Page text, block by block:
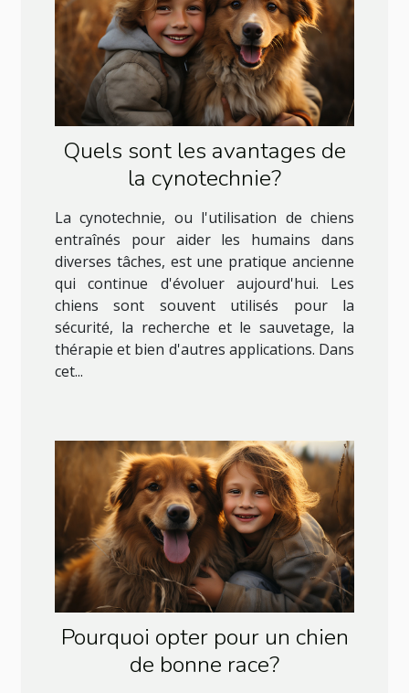
Quels sont les avantages de
la cynotechnie?
La cynotechnie, ou l'utilisation de chiens
entraînés pour aider les humains dans
diverses tâches, est une pratique ancienne
qui continue d'évoluer aujourd'hui. Les
chiens sont souvent utilisés pour la
sécurité, la recherche et le sauvetage, la
thérapie et bien d'autres applications. Dans
cet...
Pourquoi opter pour un chien
de bonne race?